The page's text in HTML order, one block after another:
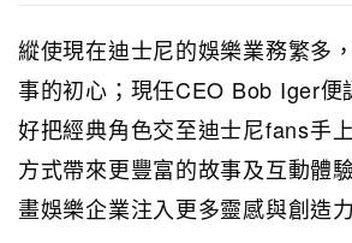
縱使現在迪士尼的娛樂業務繁多
事的初心；現任CEO Bob Iger便
好把經典角色交至迪士尼fans手
方式帶來更豐富的故事及互動體
畫娛樂企業注入更多靈感與創造